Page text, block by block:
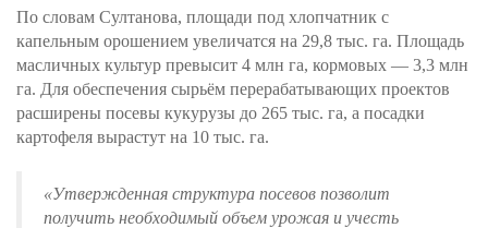
По словам Султанова, площади под хлопчатник с
капельным орошением увеличатся на 29,8 тыс. га. Площадь
масличных культур превысит 4 млн га, кормовых — 3,3 млн
га. Для обеспечения сырьём перерабатывающих проектов
расширены посевы кукурузы до 265 тыс. га, а посадки
картофеля вырастут на 10 тыс. га.
«Утвержденная структура посевов позволит
получить необходимый объем урожая и учесть